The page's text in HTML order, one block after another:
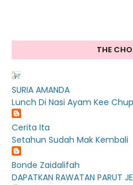
THE
SURIA AMANDA
Lunch Di Nasi Ayam Kee
Cerita Ita
Setahun Sudah Mak Kembali
Bonde Zaidalifah
DAPATKAN RAWATAN PARUT